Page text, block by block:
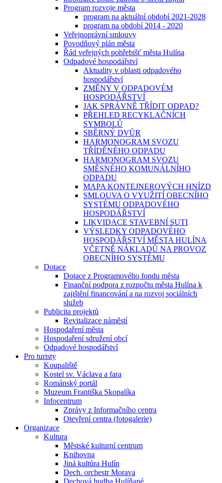
Program rozvoje města
program na aktuální období 2021-2028
program na období 2014 - 2020
Veřejnoprávní smlouvy
Povodňový plán města
Řád veřejných pohřebišť města Hulína
Odpadové hospodářství
Aktuality v oblasti odpadového
hospodářství
ZMĚNY V ODPADOVÉM
HOSPODÁŘSTVÍ
JAK SPRÁVNĚ TŘÍDIT ODPAD?
PŘEHLED RECYKLAČNÍCH
SYMBOLŮ
SBĚRNÝ DVŮR
HARMONOGRAM SVOZU
TŘÍDĚNÉHO ODPADU
HARMONOGRAM SVOZU
SMĚSNÉHO KOMUNÁLNÍHO
ODPADU
MAPA KONTEJNEROVÝCH HNÍZD
SMLOUVA O VYUŽITÍ OBECNÍHO
SYSTÉMU ODPADOVÉHO
HOSPODÁŘSTVÍ
LIKVIDACE STAVEBNÍ SUTI
VÝSLEDKY ODPADOVÉHO
HOSPODÁŘSTVÍ MĚSTA HULÍNA
VČETNĚ NÁKLADŮ NA PROVOZ
OBECNÍHO SYSTÉMU
Dotace
Dotace z Programového fondu města
Finanční podpora z rozpočtu města Hulína k
zajištění financování a na rozvoj sociálních
služeb
Publicita projektů
Revitalizace náměstí
Hospodaření města
Hospodaření sdružení obcí
Odpadové hospodářství
Pro turisty
Koupaliště
Kostel sv. Václava a fara
Románský portál
Muzeum Františka Skopalíka
Infocentrum
Zprávy z Informačního centra
Otevření centra (fotogalerie)
Organizace
Kultura
Městské kulturní centrum
Knihovna
Jiná kultůra Hulín
Dech. orchestr Morava
Dechová hudba Hulíňané